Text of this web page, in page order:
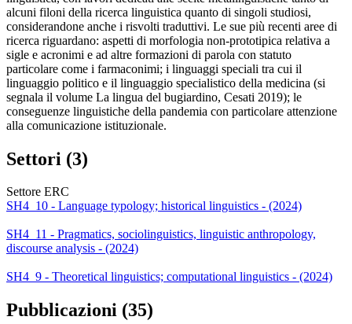
alcuni filoni della ricerca linguistica quanto di singoli studiosi,
considerandone anche i risvolti traduttivi. Le sue più recenti aree di
ricerca riguardano: aspetti di morfologia non-prototipica relativa a
sigle e acronimi e ad altre formazioni di parola con statuto
particolare come i farmaconimi; i linguaggi speciali tra cui il
linguaggio politico e il linguaggio specialistico della medicina (si
segnala il volume La lingua del bugiardino, Cesati 2019); le
conseguenze linguistiche della pandemia con particolare attenzione
alla comunicazione istituzionale.
Settori (3)
Settore ERC
SH4_10 - Language typology; historical linguistics - (2024)
SH4_11 - Pragmatics, sociolinguistics, linguistic anthropology,
discourse analysis - (2024)
SH4_9 - Theoretical linguistics; computational linguistics - (2024)
Pubblicazioni (35)